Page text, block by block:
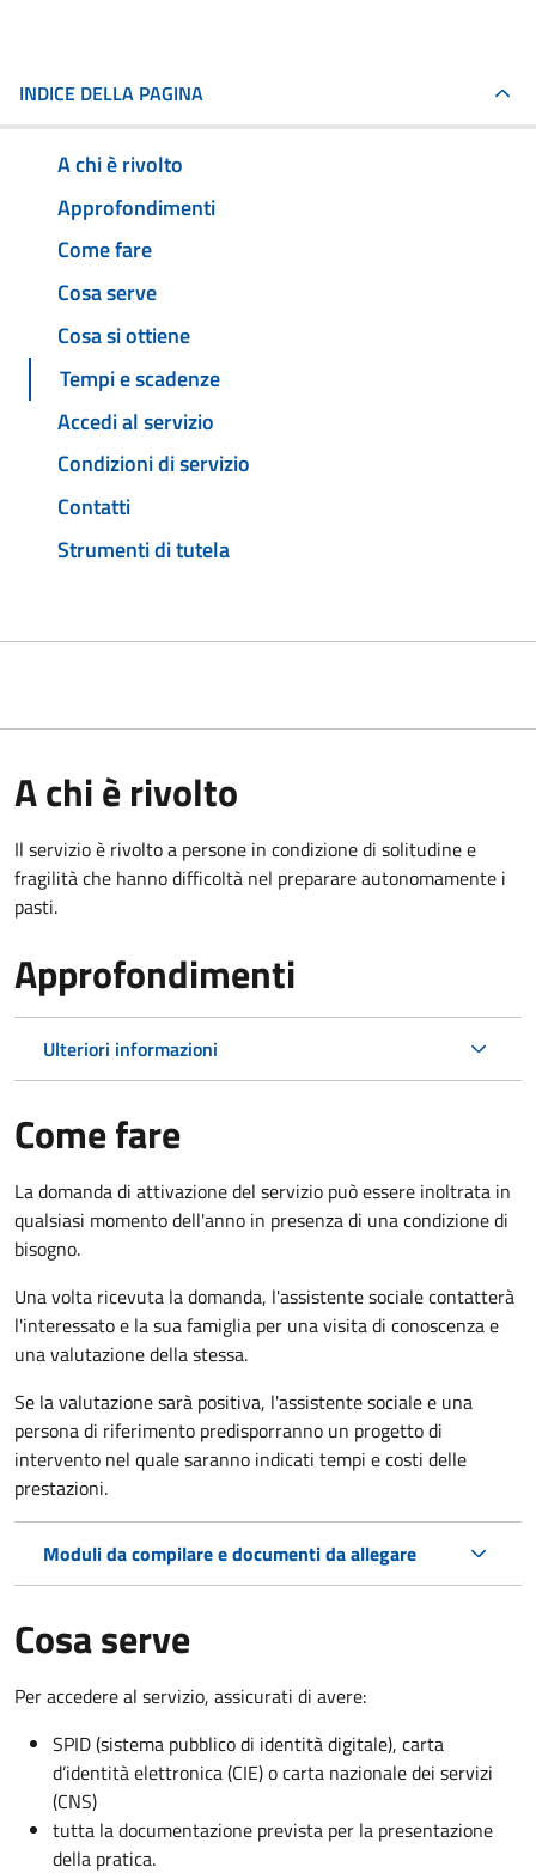
INDICE DELLA PAGINA
A chi è rivolto
Approfondimenti
Come fare
Cosa serve
Cosa si ottiene
Tempi e scadenze
Accedi al servizio
Condizioni di servizio
Contatti
Strumenti di tutela
A chi è rivolto
Il servizio è rivolto a persone in condizione di solitudine e
fragilità che hanno difficoltà nel preparare autonomamente i
pasti.
Approfondimenti
Ulteriori informazioni
Come fare
La domanda di attivazione del servizio può essere inoltrata in
qualsiasi momento dell'anno in presenza di una condizione di
bisogno.
Una volta ricevuta la domanda, l'assistente sociale contatterà
l'interessato e la sua famiglia per una visita di conoscenza e
una valutazione della stessa.
Se la valutazione sarà positiva, l'assistente sociale e una
persona di riferimento predisporranno un progetto di
intervento nel quale saranno indicati tempi e costi delle
prestazioni.
Moduli da compilare e documenti da allegare
Cosa serve
Per accedere al servizio, assicurati di avere:
SPID (sistema pubblico di identità digitale), carta
d’identità elettronica (CIE) o carta nazionale dei servizi
(CNS)
tutta la documentazione prevista per la presentazione
della pratica.